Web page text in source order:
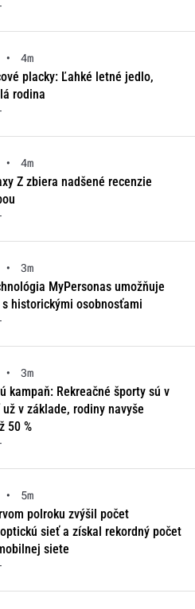
•
4m
placky: Ľahké letné jedlo,
rodina
•
4m
Z zbiera nadšené recenzie
•
3m
MyPersonas umožňuje
historickými osobnosťami
•
3m
kampaň: Rekreačné športy sú v
v základe, rodiny navyše
50 %
•
5m
polroku zvýšil počet
sieť a získal rekordný počet
siete